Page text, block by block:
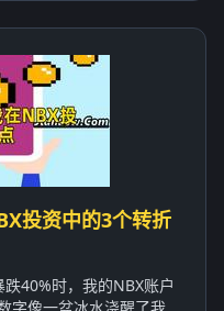
投资中的3个转折
40%时，我的NBX账户